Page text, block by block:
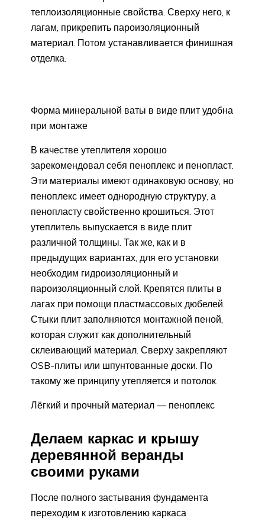
теплоизоляционные свойства. Сверху него, к
лагам, прикрепить пароизоляционный
материал. Потом устанавливается финишная
отделка.
Форма минеральной ваты в виде плит удобна
при монтаже
В качестве утеплителя хорошо
зарекомендовал себя пеноплекс и пенопласт.
Эти материалы имеют одинаковую основу, но
пеноплекс имеет однородную структуру, а
пенопласту свойственно крошиться. Этот
утеплитель выпускается в виде плит
различной толщины. Так же, как и в
предыдущих вариантах, для его установки
необходим гидроизоляционный и
пароизоляционный слой. Крепятся плиты в
лагах при помощи пластмассовых дюбелей.
Стыки плит заполняются монтажной пеной,
которая служит как дополнительный
склеивающий материал. Сверху закрепляют
OSB-плиты или шпунтованные доски. По
такому же принципу утепляется и потолок.
Лёгкий и прочный материал — пеноплекс
Делаем каркас и крышу
деревянной веранды
своими руками
После полного застывания фундамента
переходим к изготовлению каркаса